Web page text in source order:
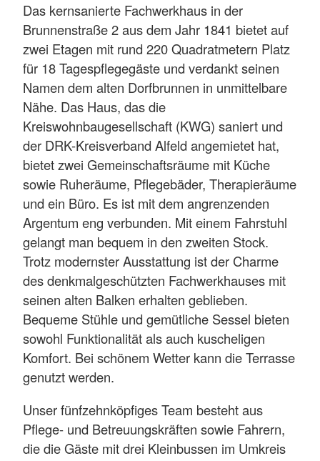
Das kernsanierte Fachwerkhaus in der
Brunnenstraße 2 aus dem Jahr 1841 bietet auf
zwei Etagen mit rund 220 Quadratmetern Platz
für 18 Tagespflegegäste und verdankt seinen
Namen dem alten Dorfbrunnen in unmittelbare
Nähe. Das Haus, das die
Kreiswohnbaugesellschaft (KWG) saniert und
der DRK-Kreisverband Alfeld angemietet hat,
bietet zwei Gemeinschaftsräume mit Küche
sowie Ruheräume, Pflegebäder, Therapieräume
und ein Büro. Es ist mit dem angrenzenden
Argentum eng verbunden. Mit einem Fahrstuhl
gelangt man bequem in den zweiten Stock.
Trotz modernster Ausstattung ist der Charme
des denkmalgeschützten Fachwerkhauses mit
seinen alten Balken erhalten geblieben.
Bequeme Stühle und gemütliche Sessel bieten
sowohl Funktionalität als auch kuscheligen
Komfort. Bei schönem Wetter kann die Terrasse
genutzt werden.
Unser fünfzehnköpfiges Team besteht aus
Pflege- und Betreuungskräften sowie Fahrern,
die die Gäste mit drei Kleinbussen im Umkreis